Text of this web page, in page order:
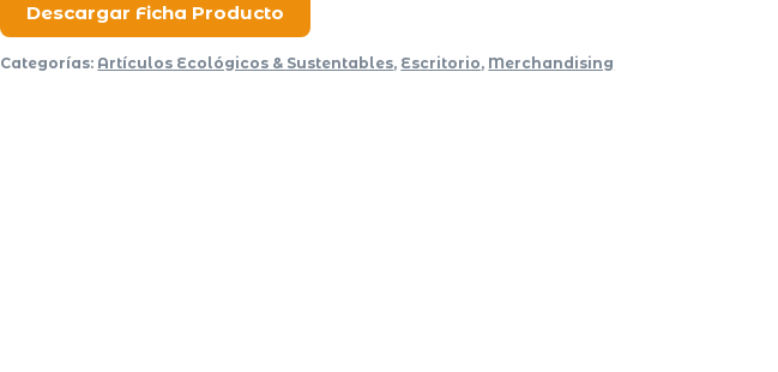
Descargar Ficha Producto
Categorías: Artículos Ecológicos & Sustentables, Escritorio, Merchandising